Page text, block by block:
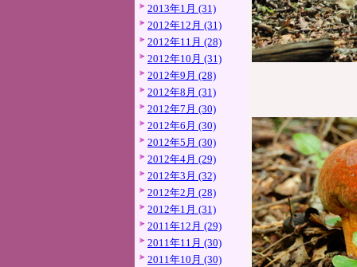
2013年1月 (31)
2012年12月 (31)
2012年11月 (28)
2012年10月 (31)
2012年9月 (28)
2012年8月 (31)
2012年7月 (30)
2012年6月 (30)
2012年5月 (30)
2012年4月 (29)
2012年3月 (32)
2012年2月 (28)
2012年1月 (31)
2011年12月 (29)
2011年11月 (30)
2011年10月 (30)